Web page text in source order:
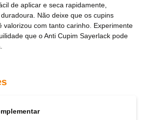
de aplicar e seca rapidamente,
Não deixe que os cupins
valorizou com tanto carinho. Experimente
que o Anti Cupim Sayerlack pode